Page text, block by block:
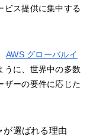
ビス提供に集中する
AWS グローバルイ
うに、世界中の多数
ザーの要件に応じた
が選ばれる理由